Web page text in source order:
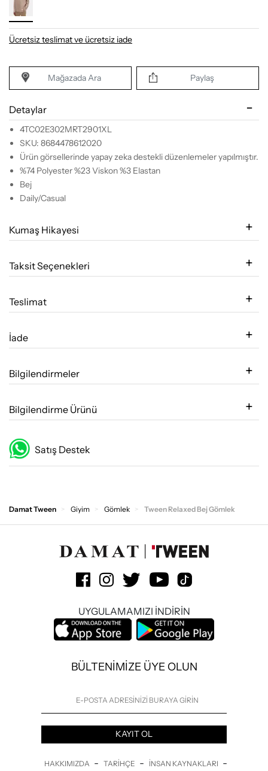
Ücretsiz teslimat ve ücretsiz iade
Mağazada Ara Paylaş
Detaylar
4TC02E302MRT2901XL
SKU: 8684478612020
Ürün görsellerinde yapay zeka destekli düzenlemeler yapılmıştır.
%74 Polyester %23 Viskon %3 Elastan
Bej
Daily/Casual
Kumaş Hikayesi
Taksit Seçenekleri
Teslimat
İade
Bilgilendirmeler
Bilgilendirme Ürünü
Satış Destek
Damat Tween Giyim Gömlek Tween Relaxed Bej Gömlek
UYGULAMAMIZI İNDİRİN
BÜLTENİMİZE ÜYE OLUN
KAYIT OL
HAKKIMIZDA - TARIHÇE - İNSAN KAYNAKLARI -